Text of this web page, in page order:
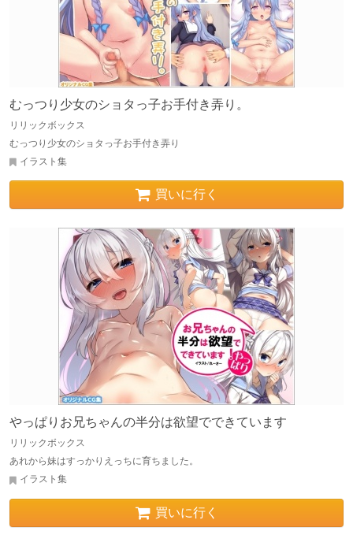
むっつり少女のショタっ子お手付き弄り。
リリックボックス
むっつり少女のショタっ子お手付き弄り
イラスト集
買いに行く
やっぱりお兄ちゃんの半分は欲望でできています
リリックボックス
あれから妹はすっかりえっちに育ちました。
イラスト集
買いに行く